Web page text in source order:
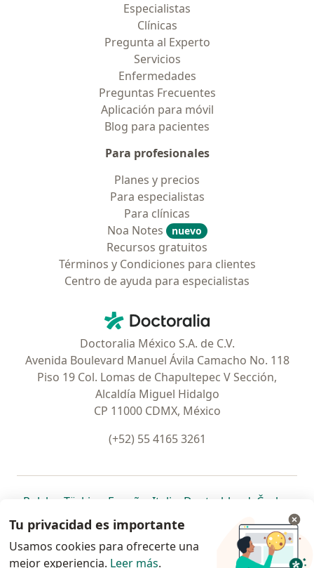
Especialistas
Clínicas
Pregunta al Experto
Servicios
Enfermedades
Preguntas Frecuentes
Aplicación para móvil
Blog para pacientes
Para profesionales
Planes y precios
Para especialistas
Para clínicas
Noa Notes
nuevo
Recursos gratuitos
Términos y Condiciones para clientes
Centro de ayuda para especialistas
Doctoralia - Página de inicio
Doctoralia México S.A. de C.V.
Avenida Boulevard Manuel Ávila Camacho No. 118
Piso 19 Col. Lomas de Chapultepec V Sección,
Alcaldía Miguel Hidalgo
CP 11000 CDMX, México
(+52) 55 4165 3261
Polska se abre en una nueva pestaña
Türkiye se abre en una nueva pestaña
España se abre en una nueva pestaña
Italia se abre en una nueva
Deutschlandse abre en
Česko
Portugal
se abre en una nueva pestaña
México se abre en una nueva pestaña
Chile se abre en una nueva pestaña
Brasil se abre en una nueva
se abre en
se
se abre en una nueva
www.doctoralia.com.mx © 2026 - Encuentra tu
Tu privacidad es importante
Usamos cookies para ofrecerte una
mejor experiencia. Leer más.